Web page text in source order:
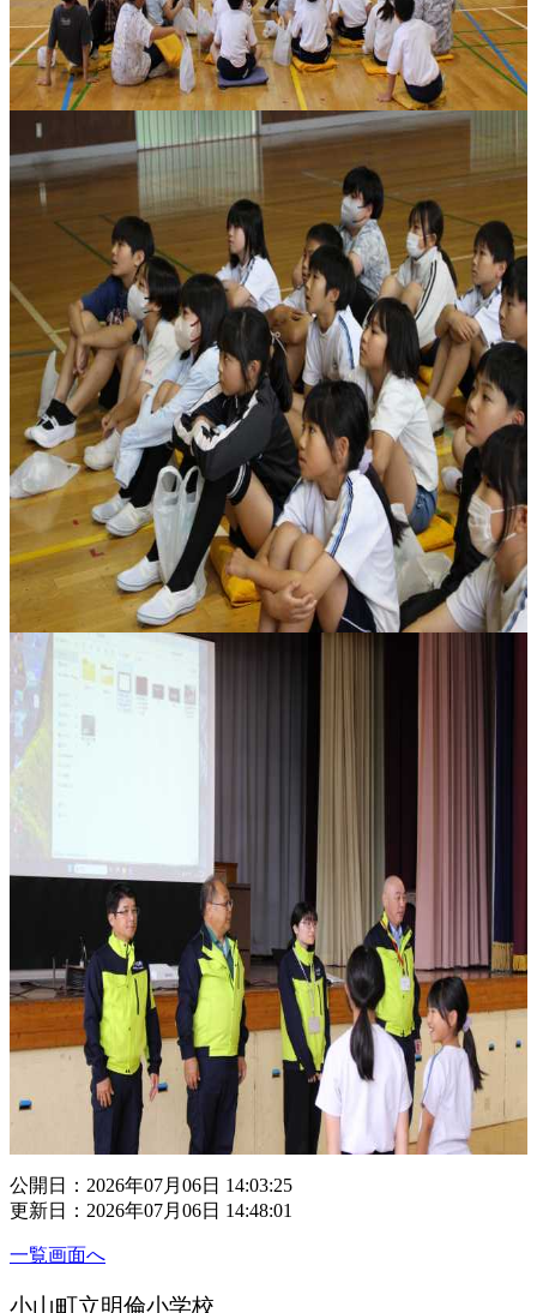
公開日：2026年07月06日 14:03:25
更新日：2026年07月06日 14:48:01
一覧画面へ
小山町立明倫小学校